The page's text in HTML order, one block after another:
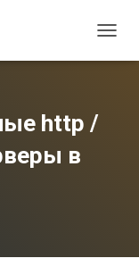
http /
в